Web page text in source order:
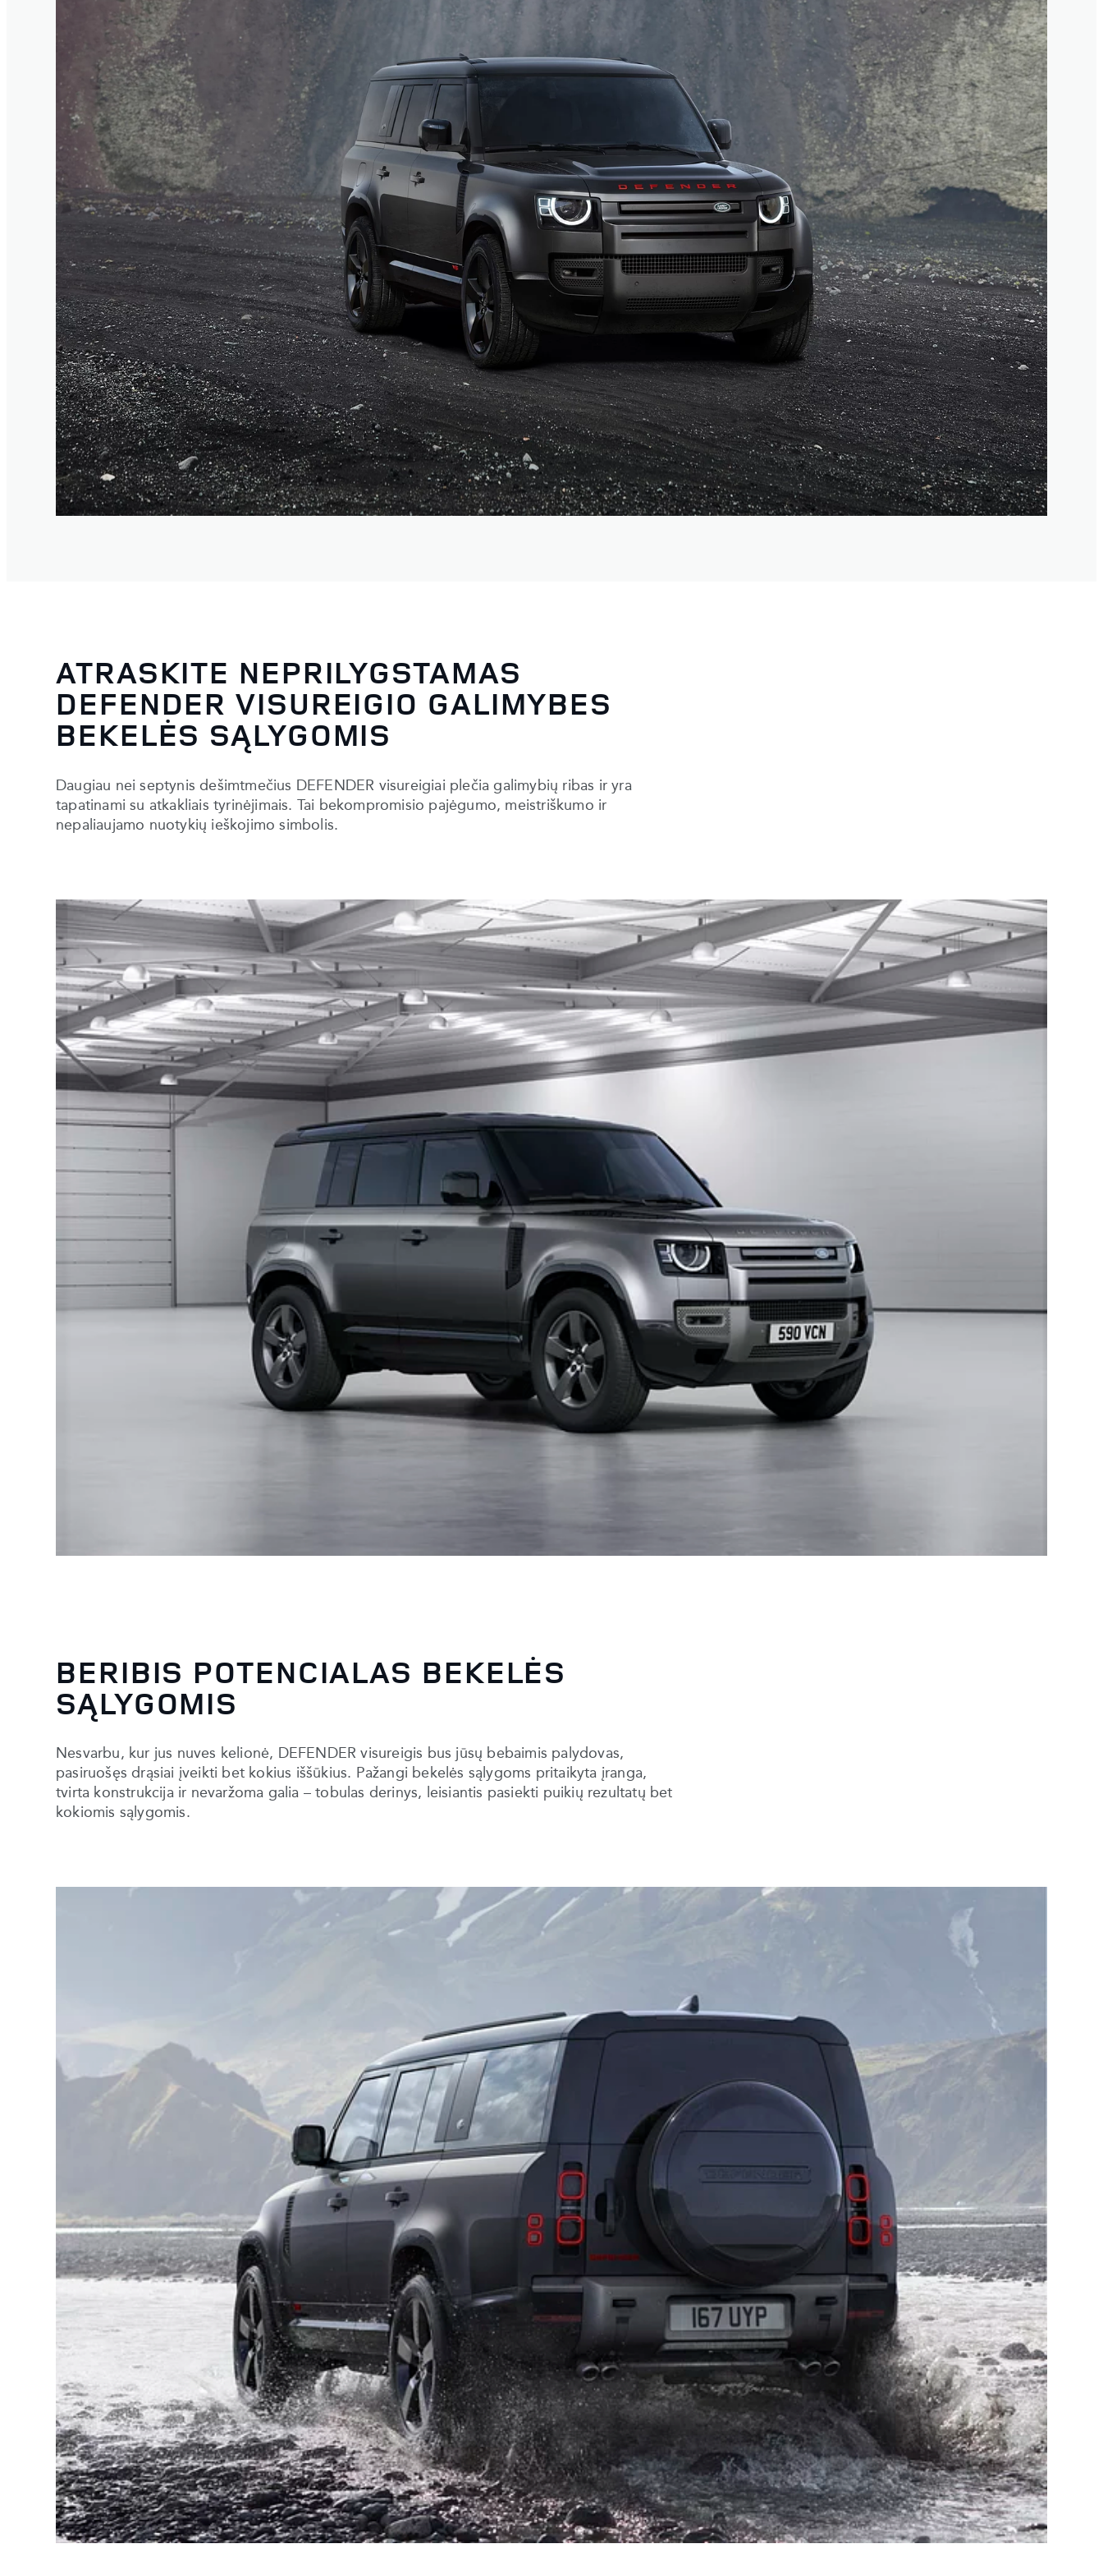
ATRASKITE NEPRILYGSTAMAS
DEFENDER VISUREIGIO GALIMYBES
BEKELĖS SĄLYGOMIS
Daugiau nei septynis dešimtmečius DEFENDER visureigiai plečia galimybių ribas ir yra
tapatinami su atkakliais tyrinėjimais. Tai bekompromisio pajėgumo, meistriškumo ir
nepaliaujamo nuotykių ieškojimo simbolis.
BERIBIS POTENCIALAS BEKELĖS
SĄLYGOMIS
Nesvarbu, kur jus nuves kelionė, DEFENDER visureigis bus jūsų bebaimis palydovas,
pasiruošęs drąsiai įveikti bet kokius iššūkius. Pažangi bekelės sąlygoms pritaikyta įranga,
tvirta konstrukcija ir nevaržoma galia – tobulas derinys, leisiantis pasiekti puikių rezultatų bet
kokiomis sąlygomis.